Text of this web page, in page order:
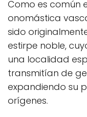
Como es común
onomástica
sido
estirpe noble,
una localidad
transmitían de
expandiendo su
orígenes.